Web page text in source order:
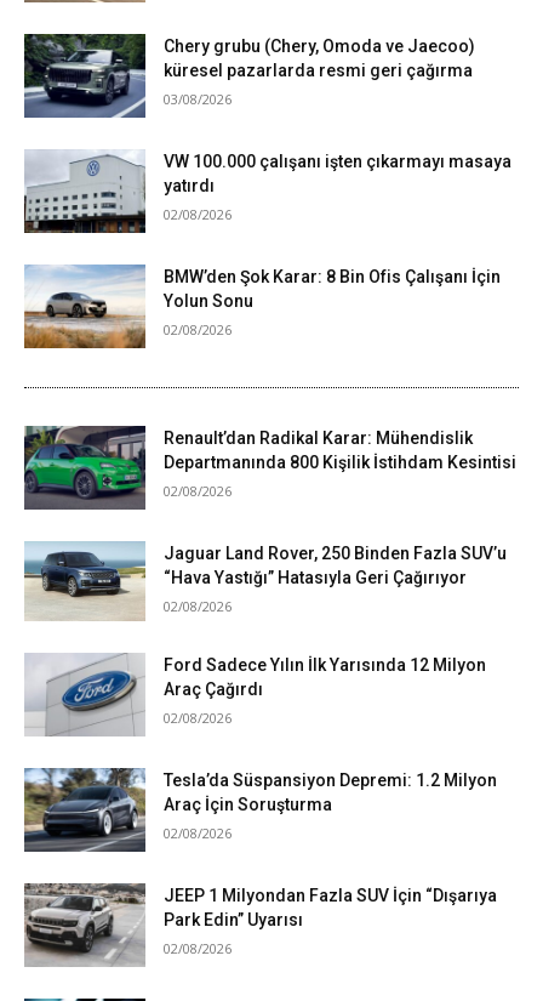
Chery grubu (Chery, Omoda ve Jaecoo)
küresel pazarlarda resmi geri çağırma
03/08/2026
VW 100.000 çalışanı işten çıkarmayı masaya
yatırdı
02/08/2026
BMW’den Şok Karar: 8 Bin Ofis Çalışanı İçin
Yolun Sonu
02/08/2026
Renault’dan Radikal Karar: Mühendislik
Departmanında 800 Kişilik İstihdam Kesintisi
02/08/2026
Jaguar Land Rover, 250 Binden Fazla SUV’u
“Hava Yastığı” Hatasıyla Geri Çağırıyor
02/08/2026
Ford Sadece Yılın İlk Yarısında 12 Milyon
Araç Çağırdı
02/08/2026
Tesla’da Süspansiyon Depremi: 1.2 Milyon
Araç İçin Soruşturma
02/08/2026
JEEP 1 Milyondan Fazla SUV İçin “Dışarıya
Park Edin” Uyarısı
02/08/2026